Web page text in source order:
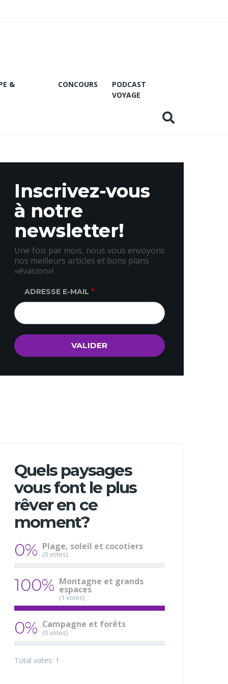
&
CONCOURS
PODCAST
VOYAGE
Inscrivez-vous
à notre
newsletter!
Une fois par mois, nous vous envoyons
nos meilleurs articles et bons plans
«évasion»!
ADRESSE E-MAIL
Quels paysages
vous font le plus
rêver en ce
moment?
0% Plage, soleil et cocotiers
(0 votes)
100% Montagne et grands
espaces
(1 votes)
0% Campagne et forêts
(0 votes)
Total votes: 1